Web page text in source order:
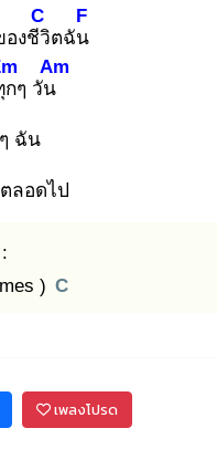
องชีวิ
C
ตฉัน
F
กๆ วัน
Am
ๆ ฉัน
ลอดไป
) C
เพลงโปรด